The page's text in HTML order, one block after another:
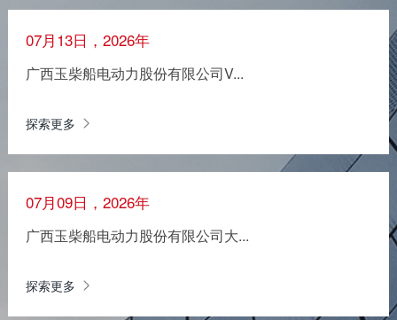
07月13日，2026年
广西玉柴船电动力股份有限公司V...
探索更多
07月09日，2026年
广西玉柴船电动力股份有限公司大...
探索更多